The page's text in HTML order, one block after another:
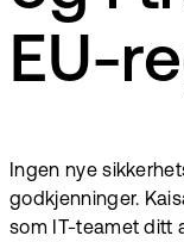
EU-
Ingen nye
godkjenninger.
som IT-teamet ditt